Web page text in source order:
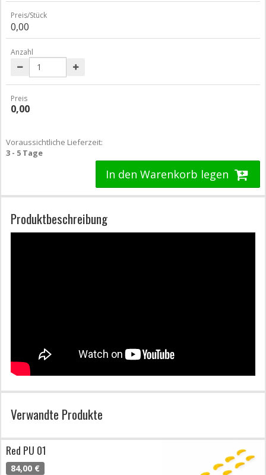
Preis/Stück
0,00
Anzahl
Preis
0,00
Voraussichtliche Lieferzeit:
3 - 5 Tage
In den Warenkorb legen
Produktbeschreibung
Verwandte Produkte
Red PU 01
84,00 €